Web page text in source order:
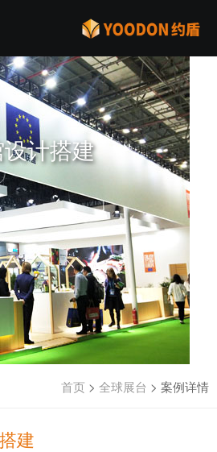
计搭建
首页 > 全球展台 > 案例详情
建